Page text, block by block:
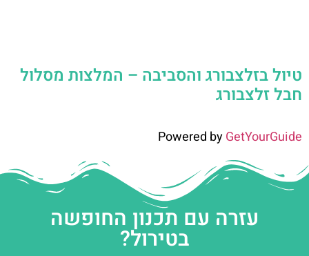
טיול בזלצבורג והסביבה – המלצות מסלול
חבל זלצבורג
Powered byGetYourGuide
עזרה עם תכנון החופשה
בטירול?